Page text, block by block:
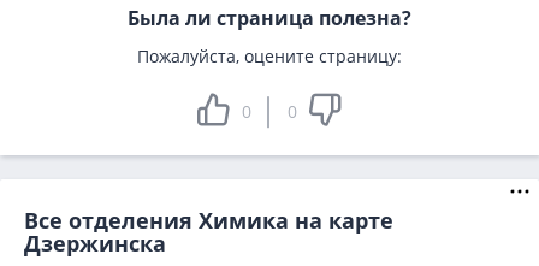
Была ли страница полезна?
Пожалуйста, оцените страницу:
0 0
Все отделения Химика на карте
Дзержинска